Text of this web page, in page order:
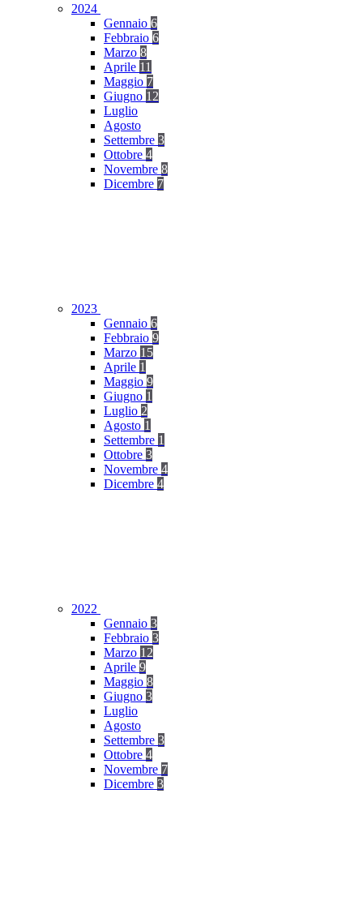
2024
Gennaio 6
Febbraio 6
Marzo 8
Aprile 11
Maggio 7
Giugno 12
Luglio
Agosto
Settembre 3
Ottobre 4
Novembre 8
Dicembre 7
2023
Gennaio 6
Febbraio 9
Marzo 15
Aprile 1
Maggio 9
Giugno 1
Luglio 2
Agosto 1
Settembre 1
Ottobre 3
Novembre 4
Dicembre 4
2022
Gennaio 3
Febbraio 3
Marzo 12
Aprile 9
Maggio 8
Giugno 3
Luglio
Agosto
Settembre 3
Ottobre 4
Novembre 7
Dicembre 3